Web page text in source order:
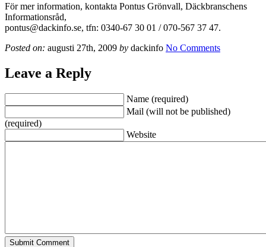
För mer information, kontakta Pontus Grönvall, Däckbranschens
Informationsråd,
pontus@dackinfo.se, tfn: 0340-67 30 01 / 070-567 37 47.
Posted on: augusti 27th, 2009 by dackinfo No Comments
Leave a Reply
Name (required)
Mail (will not be published)
(required)
Website